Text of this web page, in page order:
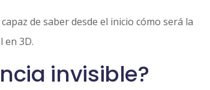
de saber desde el inicio cómo será la
en 3D.
invisible?